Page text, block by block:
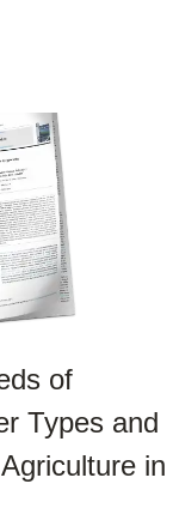
of
Types and
in